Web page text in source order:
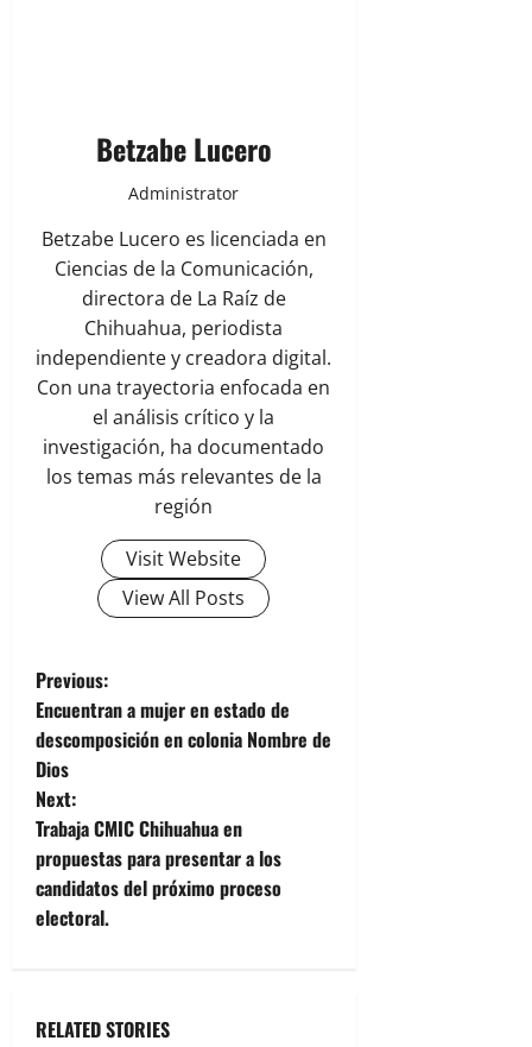
Betzabe Lucero
Administrator
Betzabe Lucero es licenciada en
Ciencias de la Comunicación,
directora de La Raíz de
Chihuahua, periodista
independiente y creadora digital.
Con una trayectoria enfocada en
el análisis crítico y la
investigación, ha documentado
los temas más relevantes de la
región
Visit Website
View All Posts
P
o
s
t
n
a
Previous:
Encuentran a mujer en estado de
descomposición en colonia Nombre de
Dios
Next:
Trabaja CMIC Chihuahua en
propuestas para presentar a los
candidatos del próximo proceso
electoral.
RELATED STORIES